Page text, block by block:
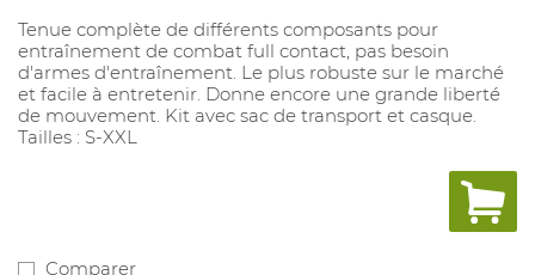
Tenue complète de différents composants pour
entraînement de combat full contact, pas besoin
d'armes d'entraînement. Le plus robuste sur le marché
et facile à entretenir. Donne encore une grande liberté
de mouvement. Kit avec sac de transport et casque.
Tailles : S-XXL
Comparer